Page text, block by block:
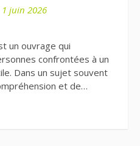
1 juin 2026
un ouvrage qui
confrontées à un
Dans un sujet souvent
et de…